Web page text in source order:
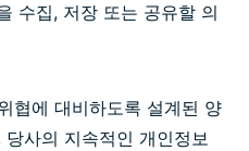
수집, 저장 또는 공유할 의
협에 대비하도록 설계된 양
사의 지속적인 개인정보